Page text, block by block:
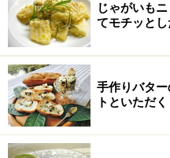
じゃがいも
てモチッと
手作りバタ
トといただく